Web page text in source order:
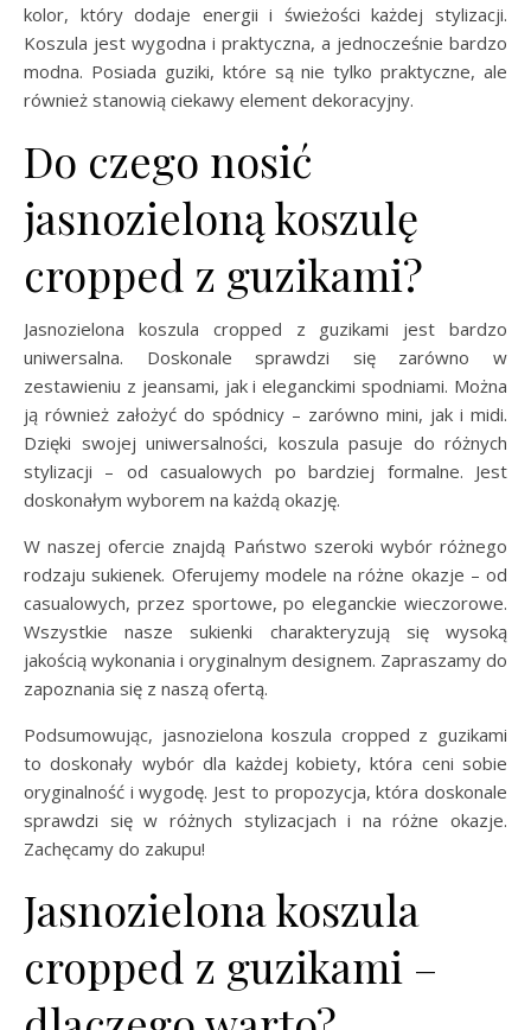
kolor, który dodaje energii i świeżości każdej stylizacji.
Koszula jest wygodna i praktyczna, a jednocześnie bardzo
modna. Posiada guziki, które są nie tylko praktyczne, ale
również stanowią ciekawy element dekoracyjny.
Do czego nosić
jasnozieloną koszulę
cropped z guzikami?
Jasnozielona koszula cropped z guzikami jest bardzo
uniwersalna. Doskonale sprawdzi się zarówno w
zestawieniu z jeansami, jak i eleganckimi spodniami. Można
ją również założyć do spódnicy – zarówno mini, jak i midi.
Dzięki swojej uniwersalności, koszula pasuje do różnych
stylizacji – od casualowych po bardziej formalne. Jest
doskonałym wyborem na każdą okazję.
W naszej ofercie znajdą Państwo szeroki wybór różnego
rodzaju sukienek. Oferujemy modele na różne okazje – od
casualowych, przez sportowe, po eleganckie wieczorowe.
Wszystkie nasze sukienki charakteryzują się wysoką
jakością wykonania i oryginalnym designem. Zapraszamy do
zapoznania się z naszą ofertą.
Podsumowując, jasnozielona koszula cropped z guzikami
to doskonały wybór dla każdej kobiety, która ceni sobie
oryginalność i wygodę. Jest to propozycja, która doskonale
sprawdzi się w różnych stylizacjach i na różne okazje.
Zachęcamy do zakupu!
Jasnozielona koszula
cropped z guzikami –